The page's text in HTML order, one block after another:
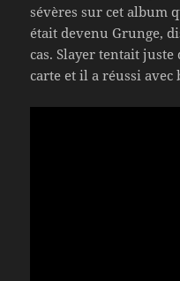
sévères sur cet album
était devenu Grunge,
cas. Slayer tentait
carte et il a réussi avec